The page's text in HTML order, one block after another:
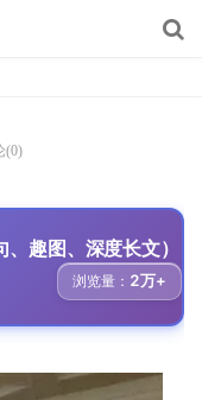
(0)
趣图、深度长文）
浏览量： 2万+